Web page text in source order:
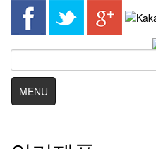
MENU